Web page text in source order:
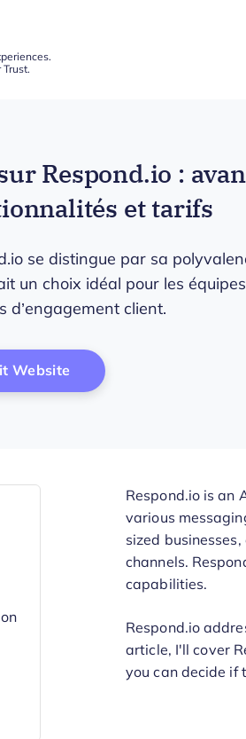
Respond.io :
et tarifs
se distingue par sa
un choix idéal pour les
d’engagement client.
Website Opens New Window
Respond.io is an
various
sized
channels.
capabilities.
Respond.io
article, I'll cover
you can decide if